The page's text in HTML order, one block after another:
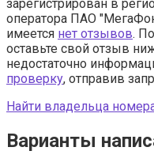
зарегистрирован в
оператора ПАО
имеется нет отзывов.
оставьте свой отзыв
недостаточно
проверку, отправив
Найти владельца
Варианты